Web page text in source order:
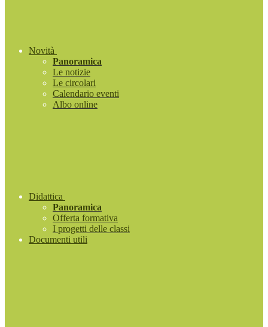
Novità
Panoramica
Le notizie
Le circolari
Calendario eventi
Albo online
Didattica
Panoramica
Offerta formativa
I progetti delle classi
Documenti utili